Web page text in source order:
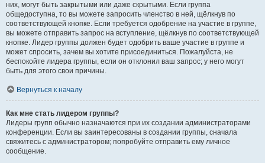
них, могут быть закрытыми или даже скрытыми. Если группа
общедоступна, то вы можете запросить членство в ней, щёлкнув по
соответствующей кнопке. Если требуется одобрение на участие в группе,
вы можете отправить запрос на вступление, щёлкнув по соответствующей
кнопке. Лидер группы должен будет одобрить ваше участие в группе и
может спросить, зачем вы хотите присоединиться. Пожалуйста, не
беспокойте лидера группы, если он отклонил ваш запрос; у него могут
быть для этого свои причины.
Вернуться к началу
Как мне стать лидером группы?
Лидеры групп обычно назначаются при их создании администраторами
конференции. Если вы заинтересованы в создании группы, сначала
свяжитесь с администратором; попробуйте отправить ему личное
сообщение.